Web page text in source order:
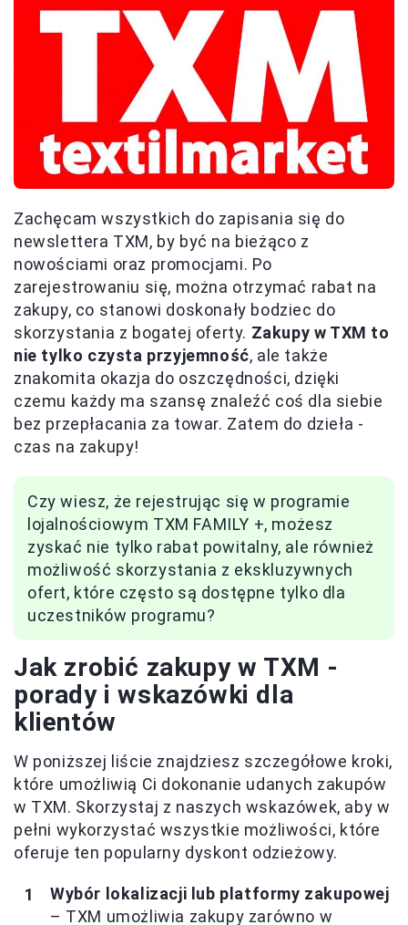
Zachęcam wszystkich do zapisania się do
newslettera TXM, by być na bieżąco z
nowościami oraz promocjami. Po
zarejestrowaniu się, można otrzymać rabat na
zakupy, co stanowi doskonały bodziec do
skorzystania z bogatej oferty. Zakupy w TXM to
nie tylko czysta przyjemność, ale także
znakomita okazja do oszczędności, dzięki
czemu każdy ma szansę znaleźć coś dla siebie
bez przepłacania za towar. Zatem do dzieła -
czas na zakupy!
Czy wiesz, że rejestrując się w programie
lojalnościowym TXM FAMILY +, możesz
zyskać nie tylko rabat powitalny, ale również
możliwość skorzystania z ekskluzywnych
ofert, które często są dostępne tylko dla
uczestników programu?
Jak zrobić zakupy w TXM -
porady i wskazówki dla
klientów
W poniższej liście znajdziesz szczegółowe kroki,
które umożliwią Ci dokonanie udanych zakupów
w TXM. Skorzystaj z naszych wskazówek, aby w
pełni wykorzystać wszystkie możliwości, które
oferuje ten popularny dyskont odzieżowy.
Wybór lokalizacji lub platformy zakupowej
– TXM umożliwia zakupy zarówno w